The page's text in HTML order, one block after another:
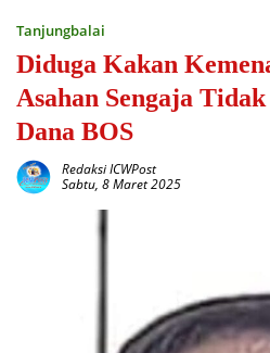
Tanjungbalai
Diduga Kakan
Asahan Sengaja
Dana BOS
Redaksi ICWPost
Sabtu, 8 Maret 2025